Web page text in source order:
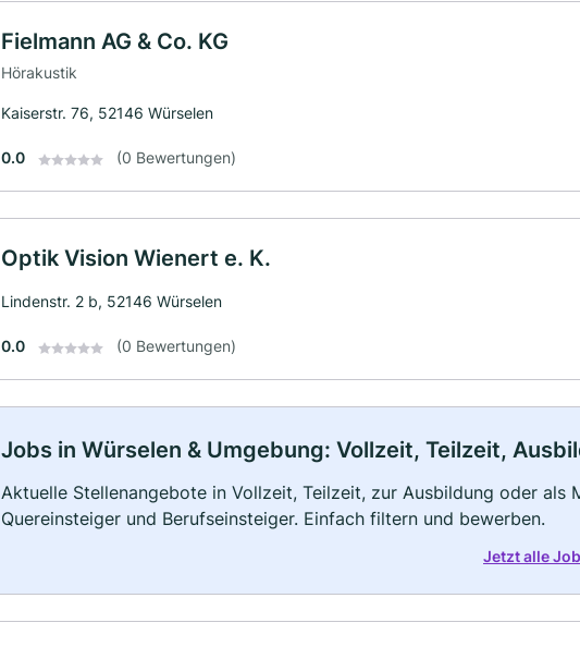
Fielmann AG & Co. KG
Hörakustik
Kaiserstr. 76, 52146 Würselen
0.0 (0 Bewertungen)
Optik Vision Wienert e. K.
Lindenstr. 2 b, 52146 Würselen
0.0 (0 Bewertungen)
Jobs in Würselen & Umgebung: Vollzeit, Teilzeit,
Aktuelle Stellenangebote in Vollzeit, Teilzeit, zur Ausbildung oder als
Quereinsteiger und Berufseinsteiger. Einfach filtern und bewerben.
Jetzt alle